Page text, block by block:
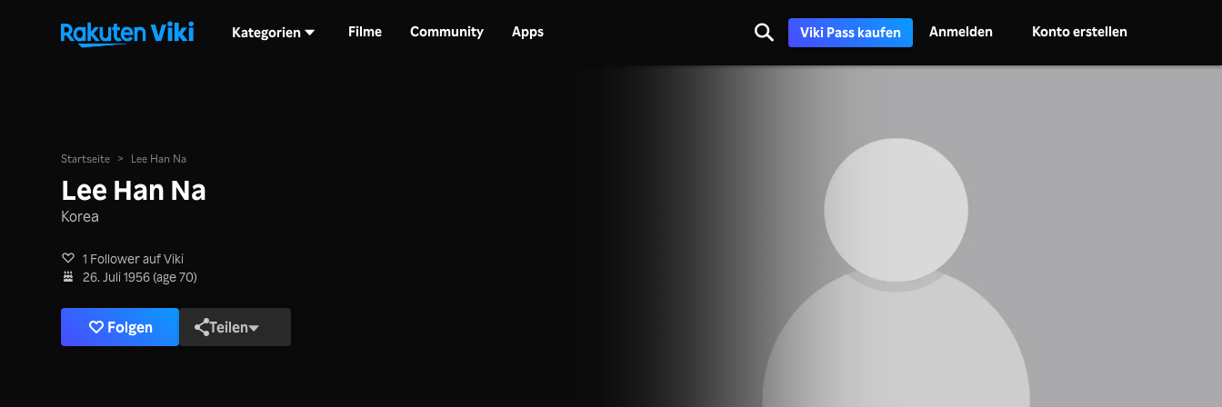
Kategorien Filme Community Apps Viki Pass kaufen Anmelden Konto erstellen
Startseite > Lee Han Na
Lee Han Na
Korea
1 Follower auf Viki
26. Juli 1956 (age 70)
Folgen Teilen